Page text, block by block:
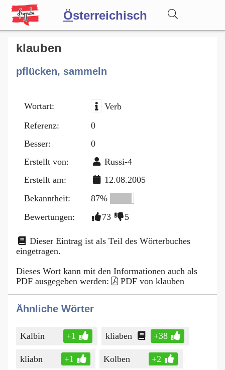
Österreichisch
Wörterbuch
Forum
Blog
klauben
pflücken, sammeln
Wortart:
Verb
Referenz:
0
Besser:
0
Erstellt von:
Russi-4
Erstellt am:
12.08.2005
Bekanntheit:
87%
Bewertungen:
73 5
Dieser Eintrag ist als Teil des Wörterbuches
eingetragen.
Dieses Wort kann mit den Informationen auch als
PDF ausgegeben werden:
PDF von klauben
Ähnliche Wörter
Kalbin +1 kliaben +38
kliabn +1 Kolben +2